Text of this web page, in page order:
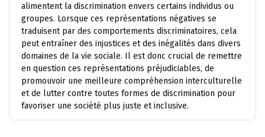
alimentent la discrimination envers certains individus ou
groupes. Lorsque ces représentations négatives se
traduisent par des comportements discriminatoires, cela
peut entraîner des injustices et des inégalités dans divers
domaines de la vie sociale. Il est donc crucial de remettre
en question ces représentations préjudiciables, de
promouvoir une meilleure compréhension interculturelle
et de lutter contre toutes formes de discrimination pour
favoriser une société plus juste et inclusive.